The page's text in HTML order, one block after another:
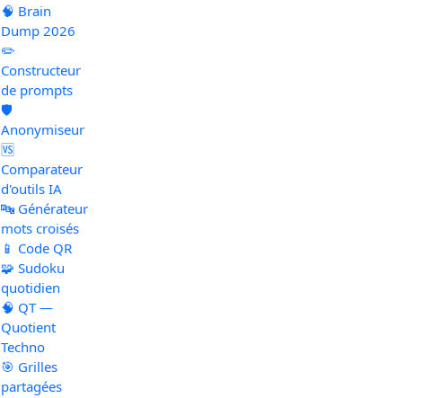
🧠 Brain
Dump 2026
✏️
Constructeur
de prompts
🛡️
Anonymiseur
🆚
Comparateur
d'outils IA
🔤 Générateur
mots croisés
📱 Code QR
🧩 Sudoku
quotidien
🧠 QT —
Quotient
Techno
🎯 Grilles
partagées